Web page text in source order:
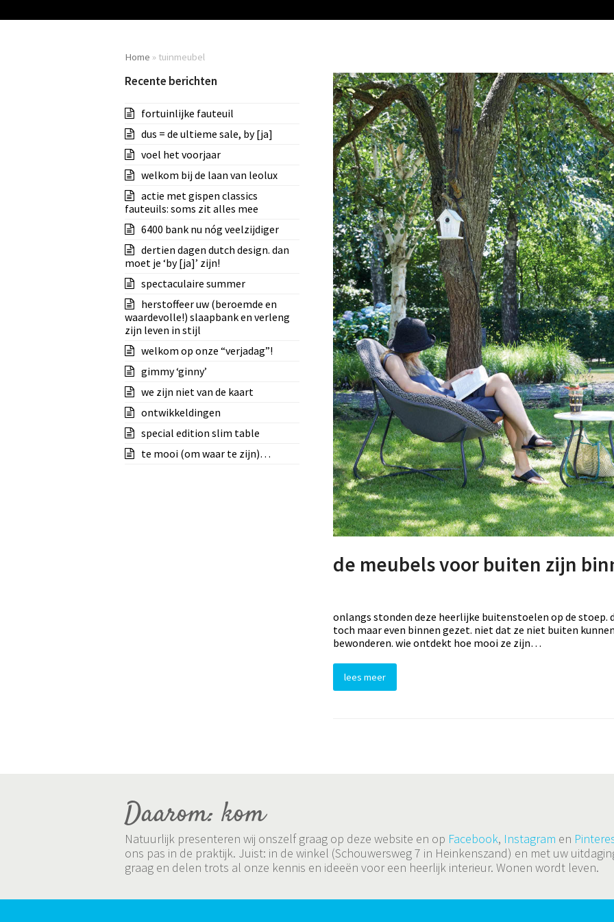
Home » tuinmeubel
de meubels voor buiten zijn
onlangs stonden deze heerlijke buitenstoelen op de stoep.
toch maar even binnen gezet. niet dat ze niet buiten
bewonderen. wie ontdekt hoe mooi ze zijn…
lees meer
Recente berichten
fortuinlijke fauteuil
dus = de ultieme sale, by [ja]
voel het voorjaar
welkom bij de laan van leolux
actie met gispen classics
fauteuils: soms zit alles mee
6400 bank nu nóg veelzijdiger
dertien dagen dutch design. dan
moet je ‘by [ja]’ zijn!
spectaculaire summer
herstoffeer uw (beroemde en
waardevolle!) slaapbank en verleng
zijn leven in stijl
welkom op onze “verjadag”!
gimmy ‘ginny’
we zijn niet van de kaart
ontwikkeldingen
special edition slim table
te mooi (om waar te zijn)…
Daarom: kom
Natuurlijk presenteren wij onszelf graag op deze website en op Facebook, Instagram en
ons pas in de praktijk. Juist: in de winkel (Schouwersweg 7 in Heinkenszand) en met uw
graag en delen trots al onze kennis en ideeën voor een heerlijk interieur. Wonen wordt leven.